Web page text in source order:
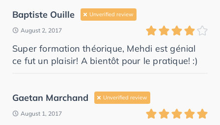
Baptiste Ouille Unverified review
August 2, 2017
Super formation théorique, Mehdi est génial
ce fut un plaisir! A bientôt pour le pratique! :)
Gaetan Marchand Unverified review
August 1, 2017